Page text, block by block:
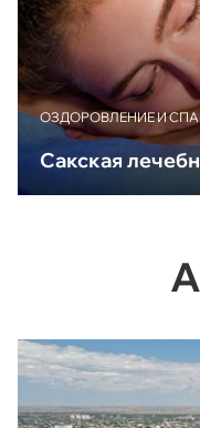
ОЗДОРОВЛЕНИЕ И СПА
Сакская